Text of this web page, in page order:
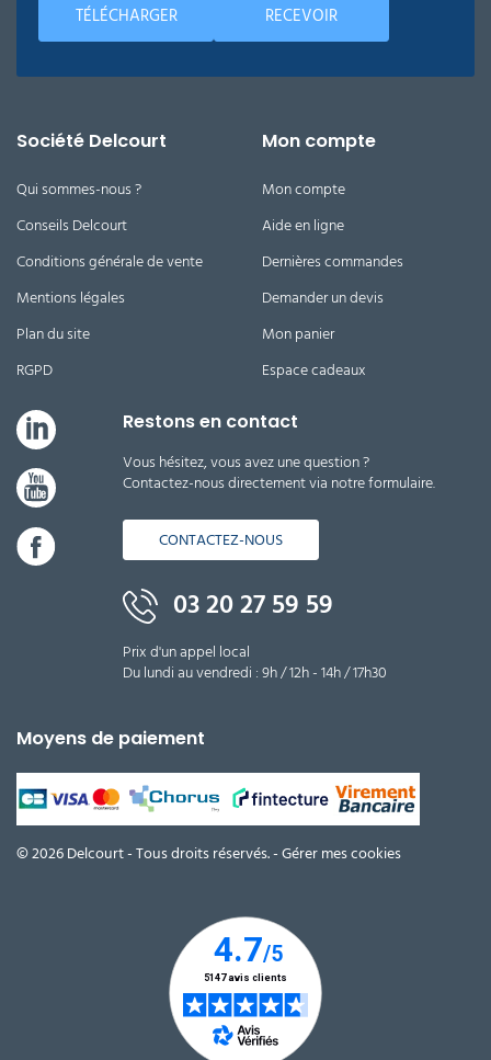
TÉLÉCHARGER RECEVOIR
Société Delcourt
Qui sommes-nous ?
Conseils Delcourt
Conditions générale de vente
Mentions légales
Plan du site
RGPD
Mon compte
Mon compte
Aide en ligne
Dernières commandes
Demander un devis
Mon panier
Espace cadeaux
Restons en contact
Vous hésitez, vous avez une question ?
Contactez-nous directement via notre formulaire.
CONTACTEZ-NOUS
03 20 27 59 59
Prix d'un appel local
Du lundi au vendredi : 9h / 12h - 14h / 17h30
Moyens de paiement
© 2026 Delcourt - Tous droits réservés. -Gérer mes cookies